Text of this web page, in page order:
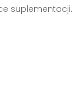
suplementacji.